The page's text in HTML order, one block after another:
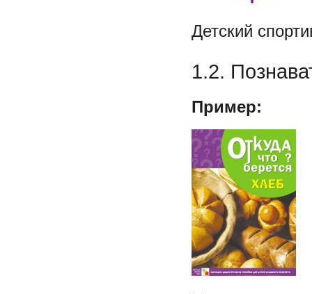
Детский
1.2.
Пример: